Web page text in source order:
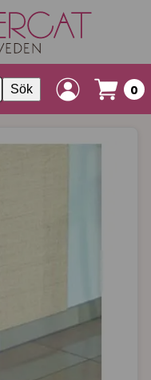
Sök 0